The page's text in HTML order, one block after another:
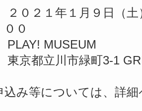
０２１年１月９日（土
００
MUSEUM
京都立川市緑町3-1
込み等については、詳